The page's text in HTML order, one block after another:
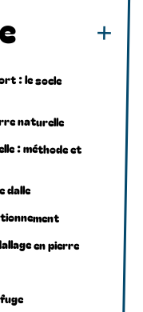
: le socle
naturelle
: méthode et
dalle
en pierre